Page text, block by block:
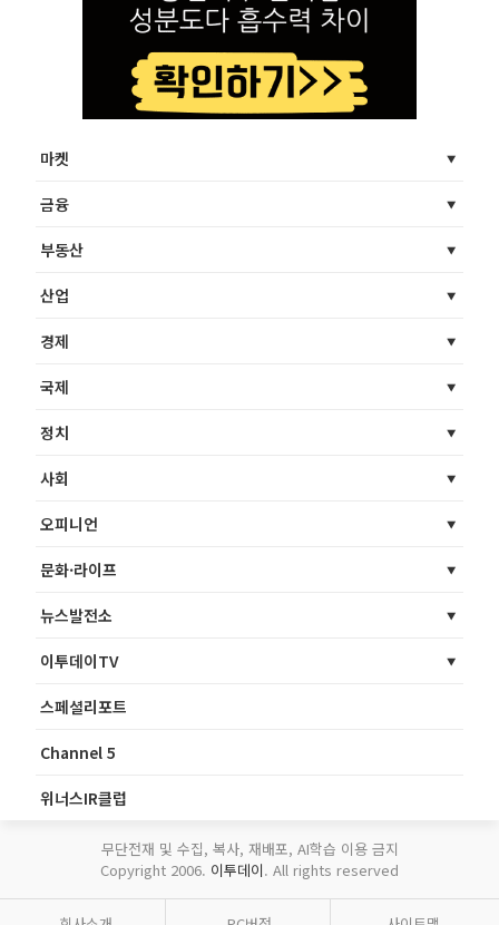
마켓
금융
부동산
산업
경제
국제
정치
사회
오피니언
문화·라이프
뉴스발전소
이투데이TV
스페셜리포트
Channel 5
위너스IR클럽
무단전재 및 수집, 복사, 재배포, AI학습 이용 금지
Copyright 2006. 이투데이. All rights reserved